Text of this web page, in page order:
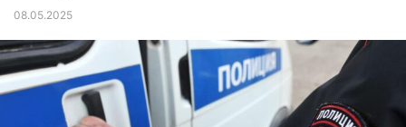
08.05.2025